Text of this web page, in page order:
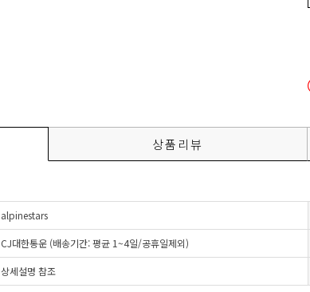
상품리뷰
alpinestars
CJ대한통운 (배송기간: 평균 1~4일/공휴일제외)
상세설명 참조